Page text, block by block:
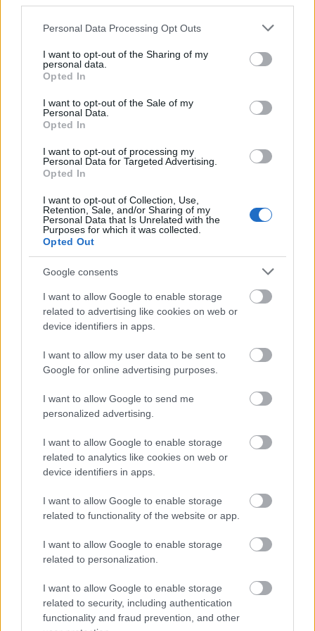
Please note that this website/app uses one or more Google
not limited to your visit or usage behaviour. You may click to
grant or deny consent to Google and its third-party tags to
use your data for below specified purposes in below Google
consent section.
Personal Data Processing Opt Outs
I want to opt-out of the Sharing of my
personal data.
Opted In
I want to opt-out of the Sale of my
Personal Data.
Opted In
I want to opt-out of processing my
Personal Data for Targeted Advertising.
Opted In
I want to opt-out of Collection, Use,
Retention, Sale, and/or Sharing of my
Personal Data that Is Unrelated with the
Purposes for which it was collected.
Opted Out
Google consents
I want to allow Google to enable storage
related to advertising like cookies on web or
device identifiers in apps.
I want to allow my user data to be sent to
Google for online advertising purposes.
I want to allow Google to send me
personalized advertising.
I want to allow Google to enable storage
related to analytics like cookies on web or
device identifiers in apps.
I want to allow Google to enable storage
related to functionality of the website or app.
I want to allow Google to enable storage
related to personalization.
I want to allow Google to enable storage
related to security, including authentication
functionality and fraud prevention, and other
continuación respondemos las preguntas más frecuentes sobre
Análisis: los centrocampistas más recomendables para 24/25
El centro del campo es la demarcación favorita de muchos mánagers de
Comunio y en él invierten una gran cantidad de dinero virtual. ¿Cuáles
Lo analizamos.